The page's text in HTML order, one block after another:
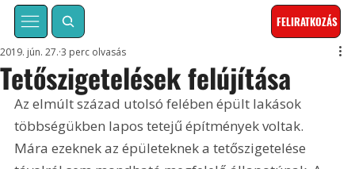
FELIRATKOZÁS
Tetőszigetelések felújítása
2019. jún. 27. 3 perc olvasás
Az elmúlt század utolsó felében épült lakások
többségükben lapos tetejű építmények voltak.
Mára ezeknek az épületeknek a tetőszigetelése